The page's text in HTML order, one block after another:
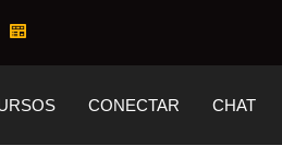
CONECTAR CHAT